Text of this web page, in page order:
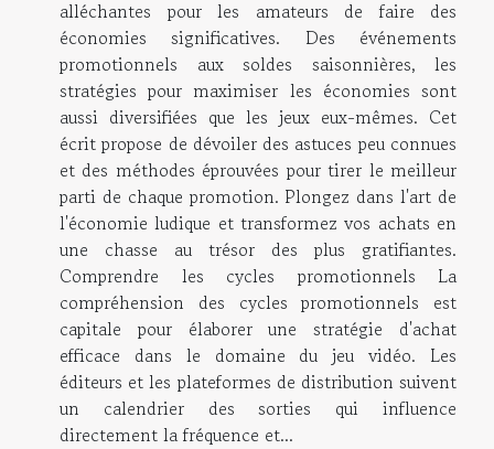
alléchantes pour les amateurs de faire des
économies significatives. Des événements
promotionnels aux soldes saisonnières, les
stratégies pour maximiser les économies sont
aussi diversifiées que les jeux eux-mêmes. Cet
écrit propose de dévoiler des astuces peu connues
et des méthodes éprouvées pour tirer le meilleur
parti de chaque promotion. Plongez dans l'art de
l'économie ludique et transformez vos achats en
une chasse au trésor des plus gratifiantes.
Comprendre les cycles promotionnels La
compréhension des cycles promotionnels est
capitale pour élaborer une stratégie d'achat
efficace dans le domaine du jeu vidéo. Les
éditeurs et les plateformes de distribution suivent
un calendrier des sorties qui influence
directement la fréquence et...